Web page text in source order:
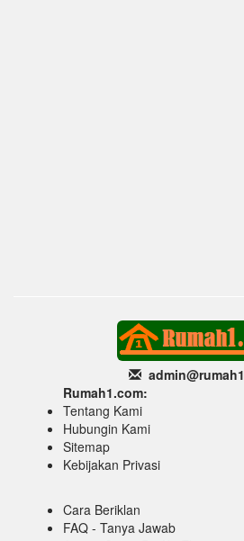
admin@rumah1
Rumah1.com:
Tentang Kami
Hubungin Kami
Sitemap
Kebijakan Privasi
Cara Beriklan
FAQ - Tanya Jawab